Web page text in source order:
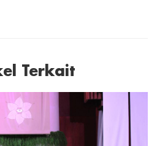
Terkait